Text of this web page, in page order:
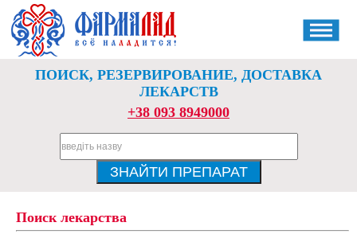
ПОИСК, РЕЗЕРВИРОВАНИЕ, ДОСТАВКА
ЛЕКАРСТВ
+38 093 8949000
Поиск лекарства